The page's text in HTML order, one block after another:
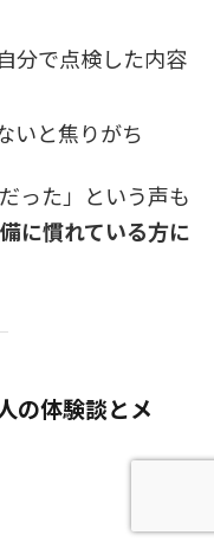
自分で点検した内容
いと焦りがち
った」という声も
に慣れている方に
の体験談とメ